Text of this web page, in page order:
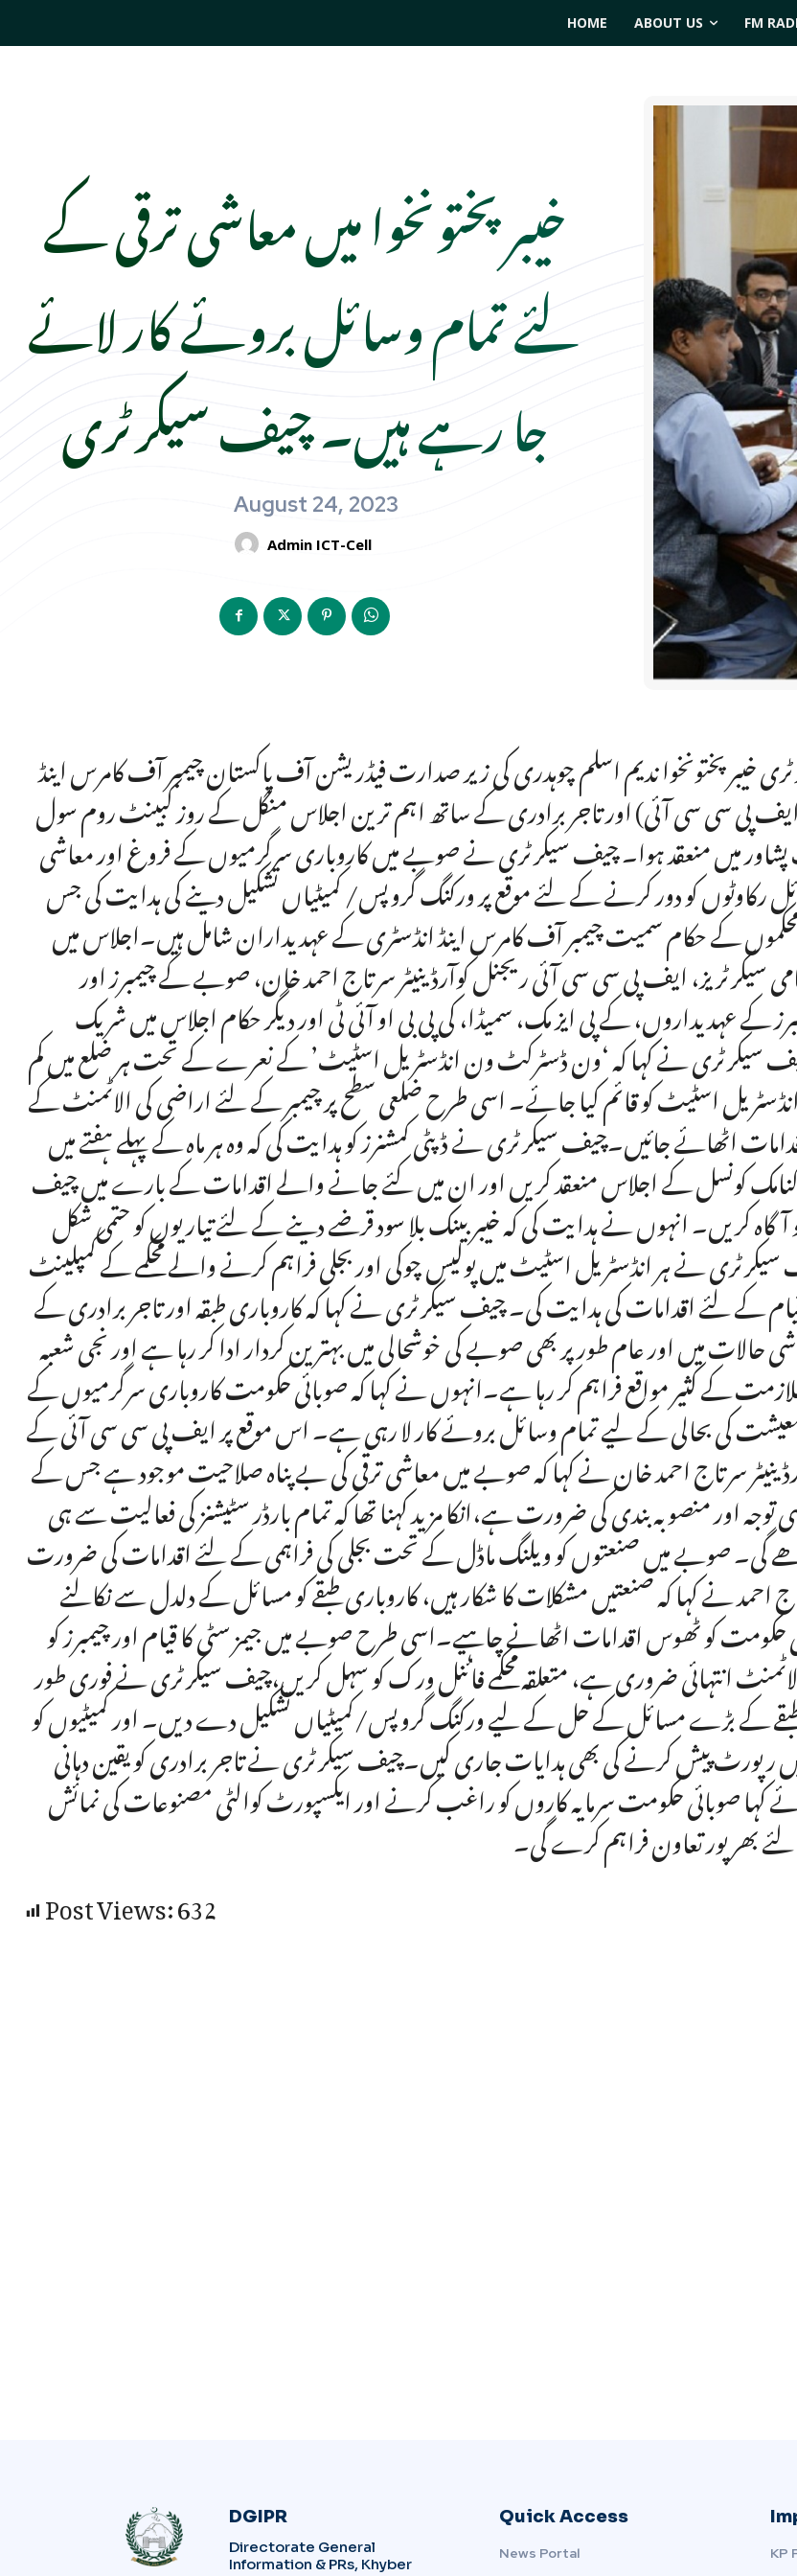
HOME ABOUT US FM
خیبر پختونخوا میں معاشی ترقی کے
لئے تمام وسائل بروئے کار لائے
جا رہے ہیں۔ چیف سیکرٹری
August 24, 2023
Admin ICT-Cell
خیبرپختونخوا ندیم اسلم چوہدری کی زیر صدارت فیڈریشن آف پاکستان چیمبر آف کامرس اینڈ
پی سی سی آئی) اور تاجر برادری کے ساتھ اہم ترین اجلاس منگل کے روز کبینٹ روم سول
میں منعقد ہوا۔ چیف سیکرٹری نے صوبے میں کاروباری سرگرمیوں کے فروغ اور معاشی
رکاوٹوں کو دور کرنے کے لئے موقع پر ورکنگ گروپس/ کمیٹیاں تشکیل دینے کی ہدایت کی جس
محکموں کے حکام سمیت چیمبر آف کامرس اینڈ انڈسٹری کے عہدیداران شامل ہیں۔اجلاس میں
سیکرٹریز، ایف پی سی سی آئی ریجنل کوآرڈینیٹر سرتاج احمد خان، صوبے کے چیمبرز اور
کے عہدیداروں، کے پی ایز مک، سمیڈا، کی پی بی او آئی ٹی اور دیگر حکام اجلاس میں شریک
نے کہا کہ ‘ون ڈسٹرکٹ ون انڈسٹریل اسٹیٹ’ کے نعرے کے تحت ہر ضلع میں کم
اسٹیٹ کو قائم کیا جائے۔ اسی طرح ضلعی سطح پر چیمبر کے لئے اراضی کی الاٹمنٹ کے
اٹھائے جائیں۔چیف سیکرٹری نے ڈپٹی کمشنرز کو ہدایت کی کہ وہ ہر ماہ کے پہلے ہفتے میں
کونسل کے اجلاس منعقد کریں اور ان میں کئے جانے والے اقدامات کے بارے میں چیف
آگاہ کریں۔ انہوں نے ہدایت کی کہ خیبر بینک بلا سود قرضے دینے کے لئے تیاریوں کو حتمی شکل
نے ہر انڈسٹریل اسٹیٹ میں پولیس چوکی اور بجلی فراہم کرنے والے محکمے کے کمپلینٹ
کے لئے اقدامات کی ہدایت کی۔ چیف سیکرٹری نے کہا کہ کاروباری طبقہ اور تاجر برادری کے
حالات میں اور عام طور پر بھی صوبے کی خوشحالی میں بہترین کردار ادا کر رہا ہے اور نجی شعبہ
کے کثیر مواقع فراہم کر رہا ہے۔انہوں نے کہا کہ صوبائی حکومت کاروباری سرگرمیوں کے
کی بحالی کے لیے تمام وسائل بروئے کار لا رہی ہے۔ اس موقع پر ایف پی سی سی آئی کے
سرتاج احمد خان نے کہا کہ صوبے میں معاشی ترقی کی بے پناہ صلاحیت موجود ہے جس کے
اور منصوبہ بندی کی ضرورت ہے،انکا مزید کہنا تھا کہ تمام بارڈر سٹیشنز کی فعالیت سے ہی
گی۔ صوبے میں صنعتوں کو ویلنگ ماڈل کے تحت بجلی کی فراہمی کے لئے اقدامات کی ضرورت
نے کہا کہ صنعتیں مشکلات کا شکار ہیں، کاروباری طبقے کو مسائل کے دلدل سے نکالنے
حکومت کو ٹھوس اقدامات اٹھانے چاہیے۔اسی طرح صوبے میں جیمز سٹی کا قیام اور چیمبرز کو
انتہائی ضروری ہے، متعلقہ محکمے فائنل ورک کو سہل کریں،چیف سیکرٹری نے فوری طور
کے بڑے مسائل کے حل کے لیے ورکنگ گروپس/کمیٹیاں تشکیل دے دیں۔ اور کمیٹیوں کو
رپورٹ پیش کرنے کی بھی ہدایات جاری کیں۔چیف سیکرٹری نے تاجر برادری کو یقین دہانی
کہا صوبائی حکومت سرمایہ کاروں کو راغب کرنے اور ایکسپورٹ کوالٹی مصنوعات کی نمائش
بھر پور تعاون فراہم کرے گی۔
Post Views:632
DGIPR
Directorate General
Information & PRs, Khyber
Quick Access
News Portal
KP